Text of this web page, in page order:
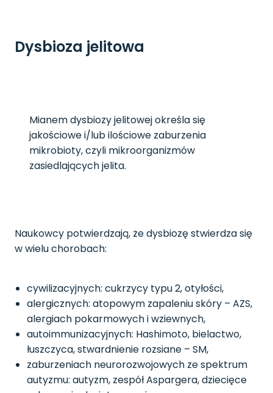
Dysbioza jelitowa
Mianem dysbiozy jelitowej określa się
jakościowe i/lub ilościowe zaburzenia
mikrobioty, czyli mikroorganizmów
zasiedlających jelita.
Naukowcy potwierdzają, że dysbiozę stwierdza się
w wielu chorobach:
cywilizacyjnych: cukrzycy typu 2, otyłości,
alergicznych: atopowym zapaleniu skóry – AZS,
alergiach pokarmowych i wziewnych,
autoimmunizacyjnych: Hashimoto, bielactwo,
łuszczyca, stwardnienie rozsiane – SM,
zaburzeniach neurorozwojowych ze spektrum
autyzmu: autyzm, zespół Aspargera, dziecięce